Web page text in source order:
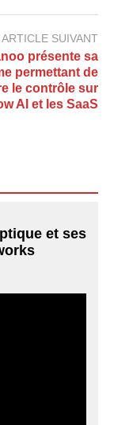
ARTICLE SUIVANT
présente sa
permettant de
le contrôle sur
AI et les SaaS
et ses